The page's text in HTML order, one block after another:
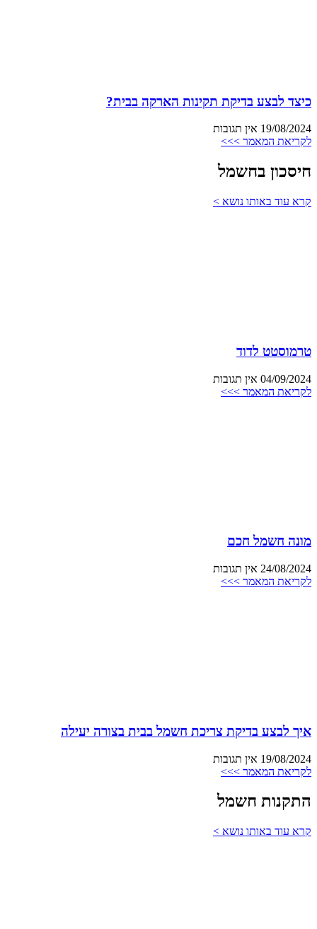
כיצד לבצע בדיקת תקינות הארקה בבית?
19/08/2024 אין תגובות
לקריאת המאמר >>>
חיסכון בחשמל
קרא עוד באותו נושא >
טרמוסטט לדוד
04/09/2024 אין תגובות
לקריאת המאמר >>>
מונה חשמל חכם
24/08/2024 אין תגובות
לקריאת המאמר >>>
איך לבצע בדיקת צריכת חשמל בבית בצורה יעילה
19/08/2024 אין תגובות
לקריאת המאמר >>>
התקנות חשמל
קרא עוד באותו נושא >